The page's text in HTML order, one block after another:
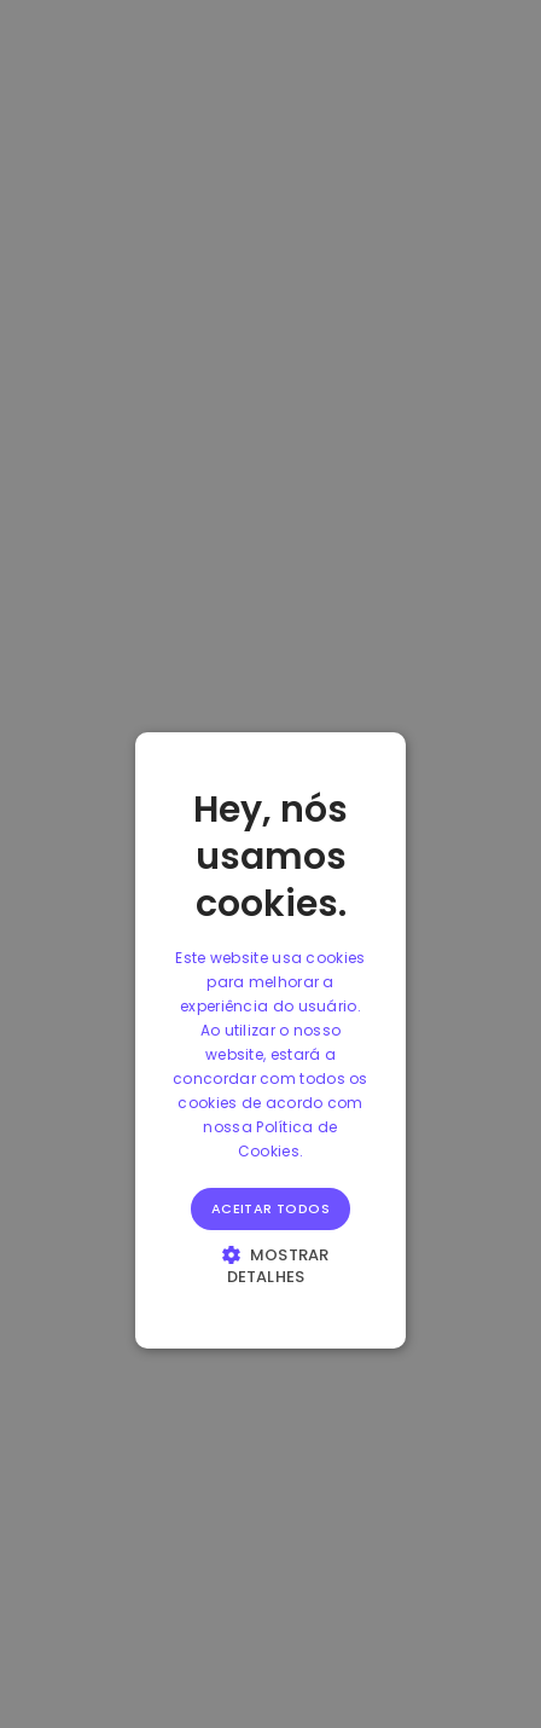
Hey, nós
usamos
cookies.
Este website usa cookies
para melhorar a
experiência do usuário.
Ao utilizar o nosso
website, estará a
concordar com todos os
cookies de acordo com
nossa Política de
Cookies.
ACEITAR TODOS
MOSTRAR
DETALHES